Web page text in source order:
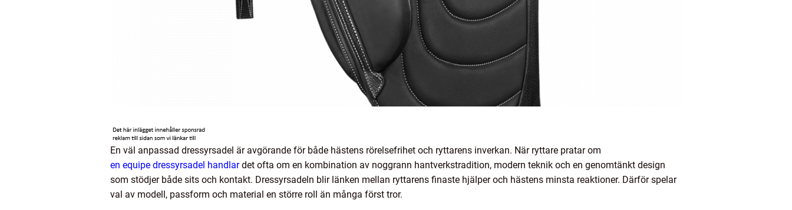
En väl anpassad dressyrsadel är avgörande för både hästens rörelsefrihet och ryttarens inverkan. När ryttare pratar om
en equipe dressyrsadel handlardet ofta om en kombination av noggrann hantverkstradition, modern teknik och en genomtänkt design
som stödjer både sits och kontakt. Dressyrsadeln blir länken mellan ryttarens finaste hjälper och hästens minsta reaktioner. Därför spelar
val av modell, passform och material en större roll än många först tror.